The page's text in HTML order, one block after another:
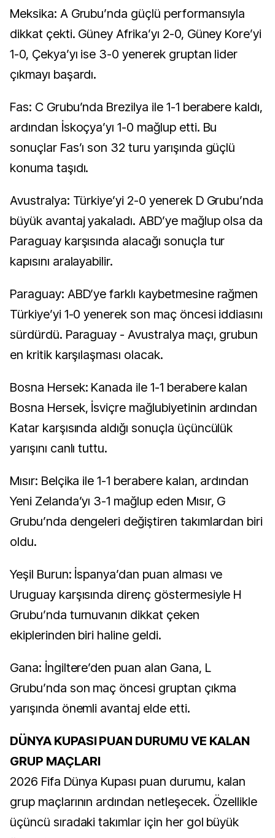
Meksika: A Grubu’nda güçlü performansıyla
dikkat çekti. Güney Afrika’yı 2-0, Güney Kore’yi
1-0, Çekya’yı ise 3-0 yenerek gruptan lider
çıkmayı başardı.
Fas: C Grubu’nda Brezilya ile 1-1 berabere kaldı,
ardından İskoçya’yı 1-0 mağlup etti. Bu
sonuçlar Fas’ı son 32 turu yarışında güçlü
konuma taşıdı.
Avustralya: Türkiye’yi 2-0 yenerek D Grubu’nda
büyük avantaj yakaladı. ABD’ye mağlup olsa da
Paraguay karşısında alacağı sonuçla tur
kapısını aralayabilir.
Paraguay: ABD’ye farklı kaybetmesine rağmen
Türkiye’yi 1-0 yenerek son maç öncesi iddiasını
sürdürdü. Paraguay - Avustralya maçı, grubun
en kritik karşılaşması olacak.
Bosna Hersek: Kanada ile 1-1 berabere kalan
Bosna Hersek, İsviçre mağlubiyetinin ardından
Katar karşısında aldığı sonuçla üçüncülük
yarışını canlı tuttu.
Mısır: Belçika ile 1-1 berabere kalan, ardından
Yeni Zelanda’yı 3-1 mağlup eden Mısır, G
Grubu’nda dengeleri değiştiren takımlardan biri
oldu.
Yeşil Burun: İspanya’dan puan alması ve
Uruguay karşısında direnç göstermesiyle H
Grubu’nda turnuvanın dikkat çeken
ekiplerinden biri haline geldi.
Gana: İngiltere’den puan alan Gana, L
Grubu’nda son maç öncesi gruptan çıkma
yarışında önemli avantaj elde etti.
DÜNYA KUPASI PUAN DURUMU VE KALAN
GRUP MAÇLARI
2026 Fifa Dünya Kupası puan durumu, kalan
grup maçlarının ardından netleşecek. Özellikle
üçüncü sıradaki takımlar için her gol büyük